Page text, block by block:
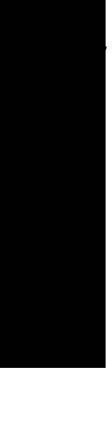
moebelindustrie/